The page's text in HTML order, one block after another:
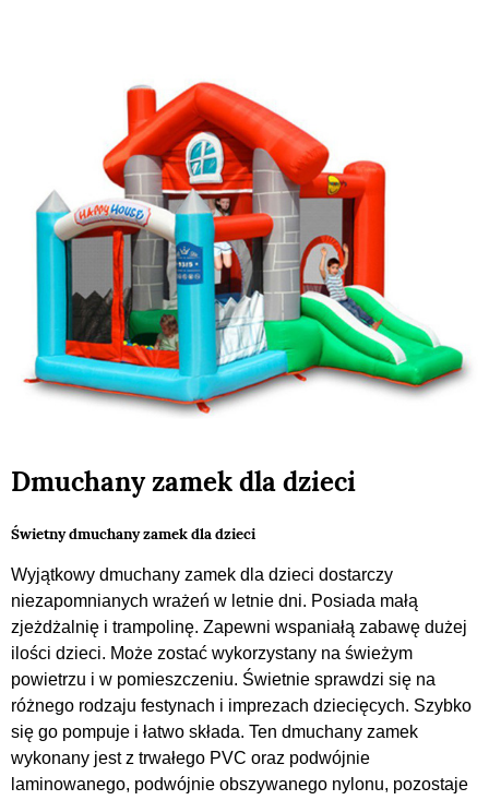
Dmuchany zamek dla dzieci
Świetny dmuchany zamek dla dzieci
Wyjątkowy dmuchany zamek dla dzieci dostarczy
niezapomnianych wrażeń w letnie dni. Posiada małą
zjeżdżalnię i trampolinę. Zapewni wspaniałą zabawę dużej
ilości dzieci. Może zostać wykorzystany na świeżym
powietrzu i w pomieszczeniu. Świetnie sprawdzi się na
różnego rodzaju festynach i imprezach dziecięcych. Szybko
się go pompuje i łatwo składa. Ten dmuchany zamek
wykonany jest z trwałego PVC oraz podwójnie
laminowanego, podwójnie obszywanego nylonu, pozostaje